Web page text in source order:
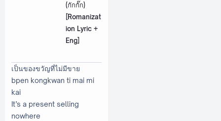
(กักกั๊ก)
[Romanizat
ion Lyric +
Eng]
เป็นของขวัญที่ไม่มีขาย
bpen kongkwan ti mai mi
kai
It’s a present selling
nowhere